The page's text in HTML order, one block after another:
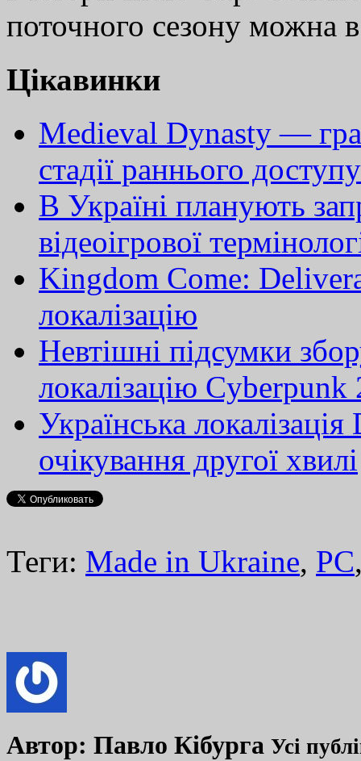
поточного сезону можна
Цікавинки
Medieval Dynasty —
стадії раннього доступу
В Україні планують
відеоігрової
Kingdom Come:
локалізацію
Невтішні підсумки
локалізацію Cyberpunk
Українська
очікування другої хвилі
Теги: Made in Ukraine, PC
Автор: Павло Кібурга Усі